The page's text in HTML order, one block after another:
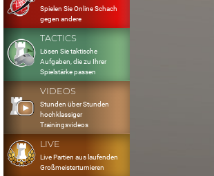
Spielen Sie Online Schach
gegen andere
TACTICS
Lösen Sie taktische
Aufgaben, die zu Ihrer
Spielstärke passen
VIDEOS
Stunden über Stunden
hochklassiger
Trainingsvideos
LIVE
Live Partien aus laufenden
Großmeisterturnieren